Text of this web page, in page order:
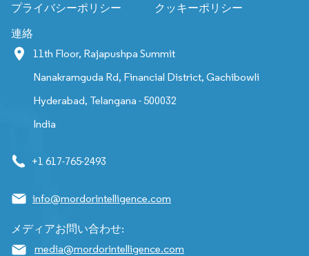
プライバシーポリシー クッキーポリシー
連絡
11th Floor, Rajapushpa Summit
Nanakramguda Rd, Financial District, Gachibowli
Hyderabad, Telangana - 500032
India
+1 617-765-2493
info@mordorintelligence.com
メディアお問い合わせ:
media@mordorintelligence.com